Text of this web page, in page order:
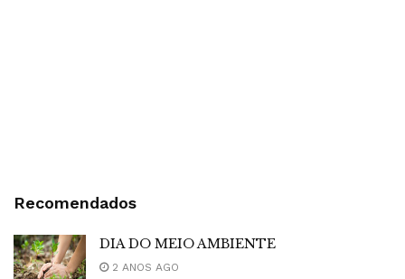
Recomendados
DIA DO MEIO AMBIENTE
2 ANOS AGO